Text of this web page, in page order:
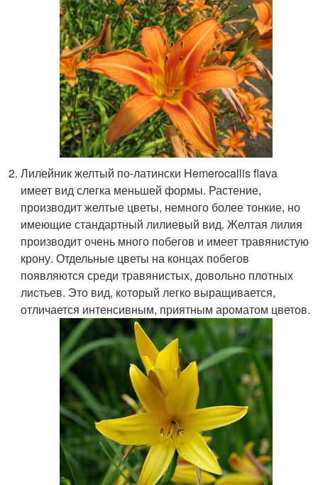
Лилейник желтый по-латински Hemerocallis flava
имеет вид слегка меньшей формы. Растение,
производит желтые цветы, немного более тонкие, но
имеющие стандартный лилиевый вид. Желтая лилия
производит очень много побегов и имеет травянистую
крону. Отдельные цветы на концах побегов
появляются среди травянистых, довольно плотных
листьев. Это вид, который легко выращивается,
отличается интенсивным, приятным ароматом цветов.